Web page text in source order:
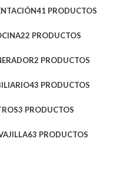
41 PRODUCTOS
22 PRODUCTOS
2 PRODUCTOS
43 PRODUCTOS
3 PRODUCTOS
63 PRODUCTOS